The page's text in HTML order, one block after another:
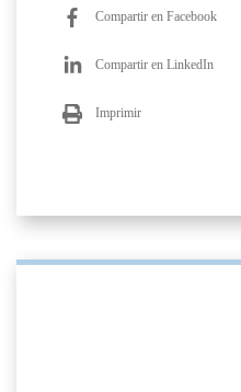
Compartir en Facebook
Compartir en LinkedIn
Imprimir